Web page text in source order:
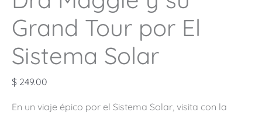
Grand Tour por El
Sistema Solar
$ 249.00
En un viaje épico por el Sistema Solar, visita con la